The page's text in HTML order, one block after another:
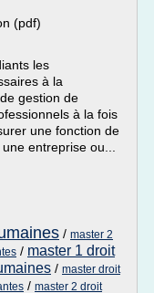
(pdf)
les
à la
gestion de
à la fois
une fonction de
entreprise ou...
/ master 2
/ master 1 droit
/ master droit
/ master 2 droit